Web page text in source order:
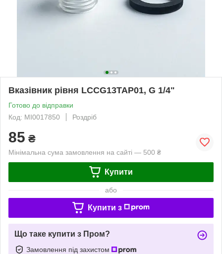
Вказівник рівня LCCG13TAP01, G 1/4"
Готово до відправки
Код: MI0017850
Роздріб
85 ₴
Мінімальна сума замовлення на сайті — 500 ₴
Купити
або
Купити з
Що таке купити з Пром?
Замовлення під захистом